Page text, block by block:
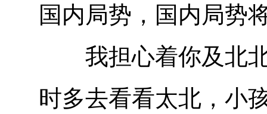
国内局势，国内局势
我担心着你及北北
时多去看看太北，小